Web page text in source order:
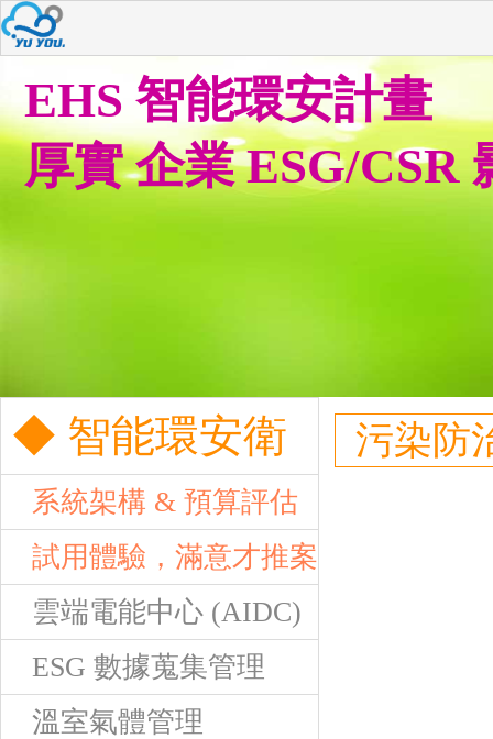
EHS 智能環安計畫
厚實 企業 ESG/CSR
◆ 智能環安衛
系統架構 & 預算評估
試用體驗，滿意才推案
雲端電能中心 (AIDC)
ESG 數據蒐集管理
溫室氣體管理
污染防